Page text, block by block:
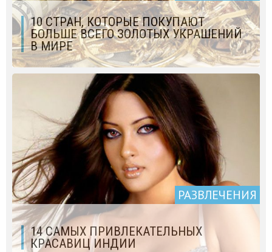
10 СТРАН, КОТОРЫЕ ПОКУПАЮТ
БОЛЬШЕ ВСЕГО ЗОЛОТЫХ УКРАШЕНИЙ
В МИРЕ
РАЗВЛЕЧЕНИЯ
14 САМЫХ ПРИВЛЕКАТЕЛЬНЫХ
КРАСАВИЦ ИНДИИ